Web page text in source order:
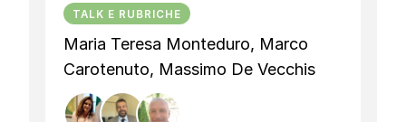
TALK E RUBRICHE
Maria Teresa Monteduro, Marco
Carotenuto, Massimo De Vecchis